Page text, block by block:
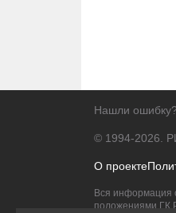
Нашли
© 1994-2026.
О проекте
Вся информация
положениями ГК